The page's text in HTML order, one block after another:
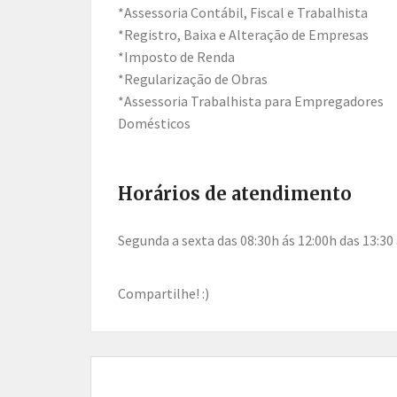
*Assessoria Contábil, Fiscal e Trabalhista
*Registro, Baixa e Alteração de Empresas
*Imposto de Renda
*Regularização de Obras
*Assessoria Trabalhista para Empregadores
Domésticos
Horários de atendimento
Segunda a sexta das 08:30h ás 12:00h das
Compartilhe! :)